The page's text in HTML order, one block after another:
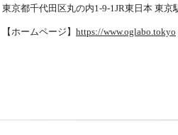
東京都千代田区丸の内1-9-1JR東日本 東
【ホームページ】 https://www.oglabo.tokyo